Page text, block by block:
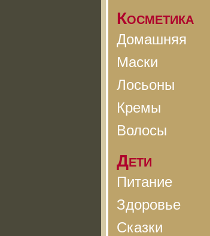
Косметика
Домашняя
Маски
Лосьоны
Кремы
Волосы
Дети
Питание
Здоровье
Сказки